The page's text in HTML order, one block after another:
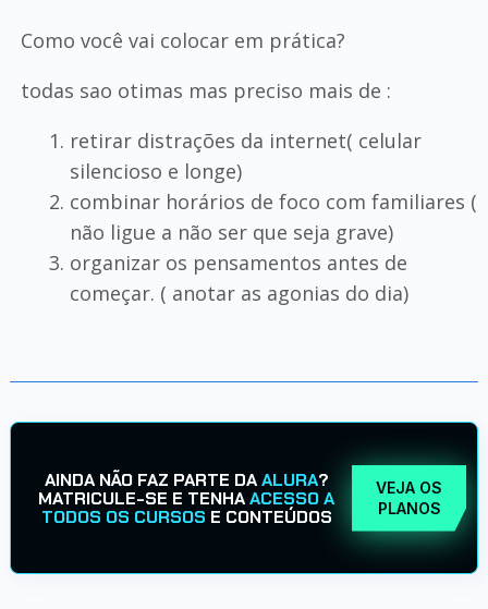
Como você vai colocar em prática?
todas sao otimas mas preciso mais de :
retirar distrações da internet( celular
silencioso e longe)
combinar horários de foco com familiares (
não ligue a não ser que seja grave)
organizar os pensamentos antes de
começar. ( anotar as agonias do dia)
AINDA NÃO FAZ PARTE DAALURA?
MATRICULE-SE E TENHAACESSO A
TODOS OS CURSOS E CONTEÚDOS
VEJA OS
PLANOS